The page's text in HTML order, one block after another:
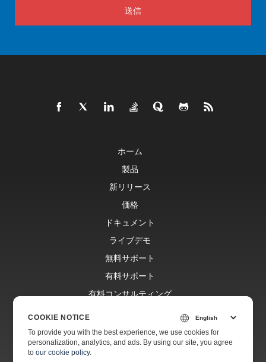
送信
ホーム
製品
新リリース
価格
ドキュメント
ライブデモ
無料サポート
有料サポート
有料コンサルティング
ウェブサイト
会社情報
COOKIE NOTICE
To provide you with the best experience, we use cookies for
personalization, analytics, and ads. By using our site, you agree
toour cookie policy.